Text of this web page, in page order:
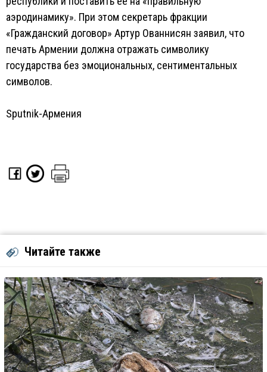
аэродинамику». При этом секретарь фракции
«Гражданский договор» Артур Ованнисян заявил, что
печать Армении должна отражать символику
государства без эмоциональных, сентиментальных
символов.
Sputnik-Армения
Читайте также